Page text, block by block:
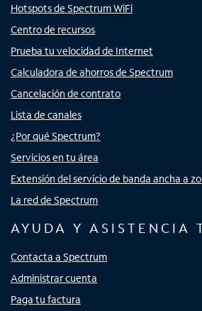
Hotspots de Spectrum WiFi
Centro de recursos
Prueba tu velocidad de Internet
Calculadora de ahorros de Spectrum
Cancelación de contrato
Lista de canales
¿Por qué Spectrum?
Servicios en tu área
Extensión del servicio de banda ancha a
La red de Spectrum
AYUDA Y ASISTENCIA
Contacta a Spectrum
Administrar cuenta
Paga tu factura